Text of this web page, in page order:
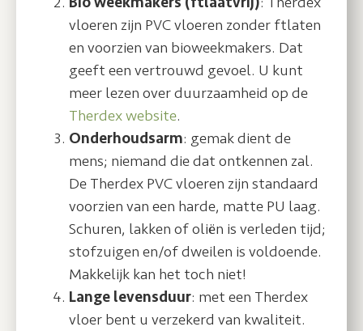
vloeren zijn PVC vloeren zonder ftlaten
en voorzien van bioweekmakers. Dat
geeft een vertrouwd gevoel. U kunt
meer lezen over duurzaamheid op de
Therdex website.
Onderhoudsarm: gemak dient de
mens; niemand die dat ontkennen zal.
De Therdex PVC vloeren zijn standaard
voorzien van een harde, matte PU laag.
Schuren, lakken of oliën is verleden tijd;
stofzuigen en/of dweilen is voldoende.
Makkelijk kan het toch niet!
Lange levensduur: met een Therdex
vloer bent u verzekerd van kwaliteit.